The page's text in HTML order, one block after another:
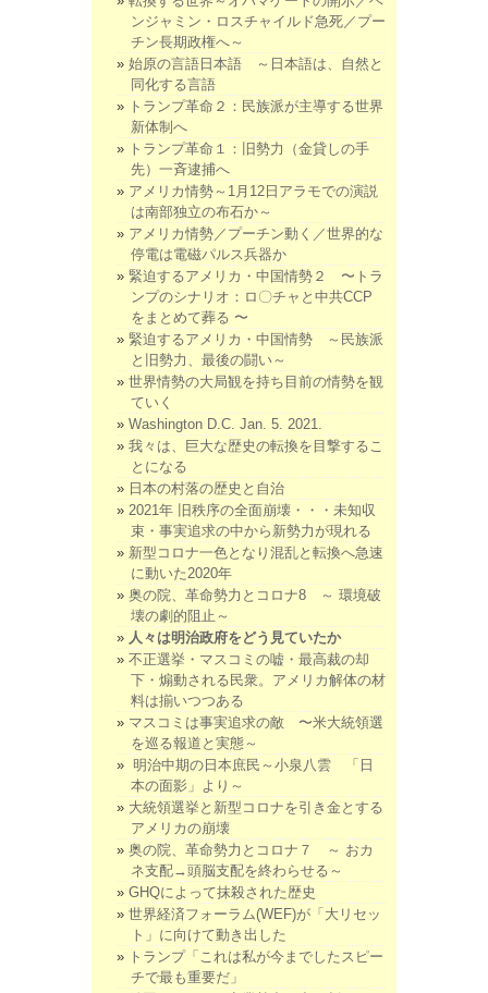
ンジャミン・ロスチャイルド急死／プー
チン長期政権へ～
始原の言語日本語 ～日本語は、自然と
同化する言語
トランプ革命２：民族派が主導する世界
新体制へ
トランプ革命１：旧勢力（金貸しの手
先）一斉逮捕へ
アメリカ情勢～1月12日アラモでの演説
は南部独立の布石か～
アメリカ情勢／プーチン動く／世界的な
停電は電磁パルス兵器か
緊迫するアメリカ・中国情勢２ 〜トラ
ンプのシナリオ：ロ〇チャと中共CCP
をまとめて葬る 〜
緊迫するアメリカ・中国情勢 ～民族派
と旧勢力、最後の闘い～
世界情勢の大局観を持ち目前の情勢を観
ていく
Washington D.C. Jan. 5. 2021.
我々は、巨大な歴史の転換を目撃するこ
とになる
日本の村落の歴史と自治
2021年 旧秩序の全面崩壊・・・未知収
束・事実追求の中から新勢力が現れる
新型コロナ一色となり混乱と転換へ急速
に動いた2020年
奥の院、革命勢力とコロナ8 ～ 環境破
壊の劇的阻止～
人々は明治政府をどう見ていたか
不正選挙・マスコミの嘘・最高裁の却
下・煽動される民衆。アメリカ解体の材
料は揃いつつある
マスコミは事実追求の敵 〜米大統領選
を巡る報道と実態～
明治中期の日本庶民～小泉八雲 「日
本の面影」より～
大統領選挙と新型コロナを引き金とする
アメリカの崩壊
奥の院、革命勢力とコロナ７ ～ おカ
ネ支配→頭脳支配を終わらせる～
GHQによって抹殺された歴史
世界経済フォーラム(WEF)が「大リセッ
ト」に向けて動き出した
トランプ「これは私が今までしたスピー
チで最も重要だ」